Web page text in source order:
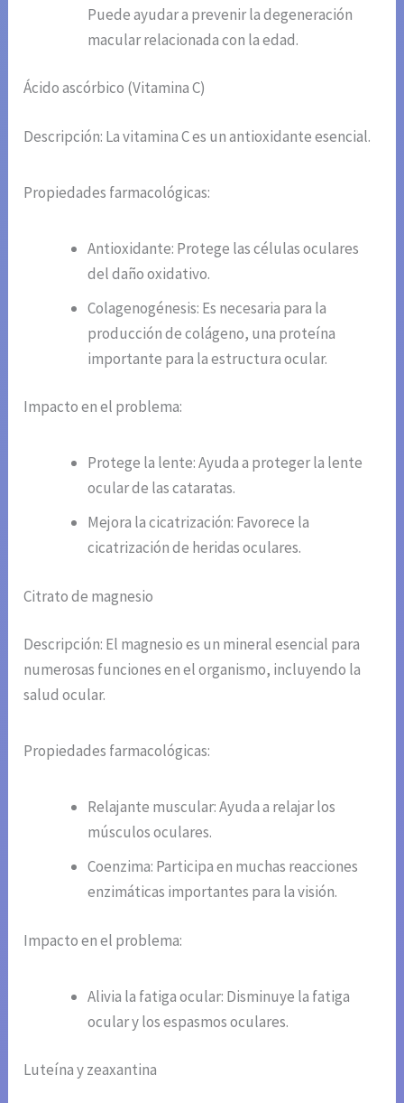
Puede ayudar a prevenir la degeneración
macular relacionada con la edad.
Ácido ascórbico (Vitamina C)
Descripción: La vitamina C es un antioxidante esencial.
Propiedades farmacológicas:
Antioxidante: Protege las células oculares
del daño oxidativo.
Colagenogénesis: Es necesaria para la
producción de colágeno, una proteína
importante para la estructura ocular.
Impacto en el problema:
Protege la lente: Ayuda a proteger la lente
ocular de las cataratas.
Mejora la cicatrización: Favorece la
cicatrización de heridas oculares.
Citrato de magnesio
Descripción: El magnesio es un mineral esencial para
numerosas funciones en el organismo, incluyendo la
salud ocular.
Propiedades farmacológicas:
Relajante muscular: Ayuda a relajar los
músculos oculares.
Coenzima: Participa en muchas reacciones
enzimáticas importantes para la visión.
Impacto en el problema:
Alivia la fatiga ocular: Disminuye la fatiga
ocular y los espasmos oculares.
Luteína y zeaxantina